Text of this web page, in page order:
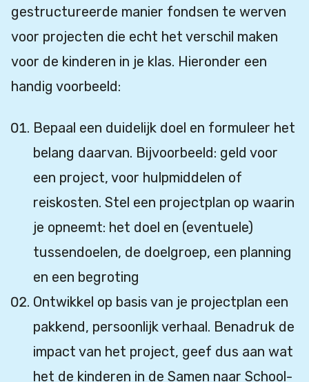
gestructureerde manier fondsen te werven
voor projecten die echt het verschil maken
voor de kinderen in je klas. Hieronder een
handig voorbeeld:
Bepaal een duidelijk doel en formuleer het
belang daarvan. Bijvoorbeeld: geld voor
een project, voor hulpmiddelen of
reiskosten. Stel een projectplan op waarin
je opneemt: het doel en (eventuele)
tussendoelen, de doelgroep, een planning
en een begroting
Ontwikkel op basis van je projectplan een
pakkend, persoonlijk verhaal. Benadruk de
impact van het project, geef dus aan wat
het de kinderen in de Samen naar School-